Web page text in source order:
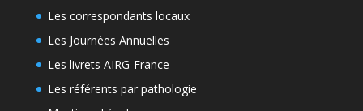
Les correspondants locaux
Les Journées Annuelles
Les livrets AIRG-France
Les référents par pathologie